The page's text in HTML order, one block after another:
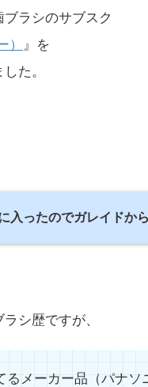
ラシのサブスク
）
』を
た。
入ったのでガレイドか
シ歴ですが、
るメーカー品（パナ